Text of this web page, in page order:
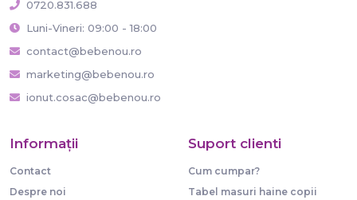
0720.831.688
Luni-Vineri: 09:00 - 18:00
contact@bebenou.ro
marketing@bebenou.ro
ionut.cosac@bebenou.ro
Informaţii
Contact
Despre noi
Suport clienti
Cum cumpar?
Tabel masuri haine copii